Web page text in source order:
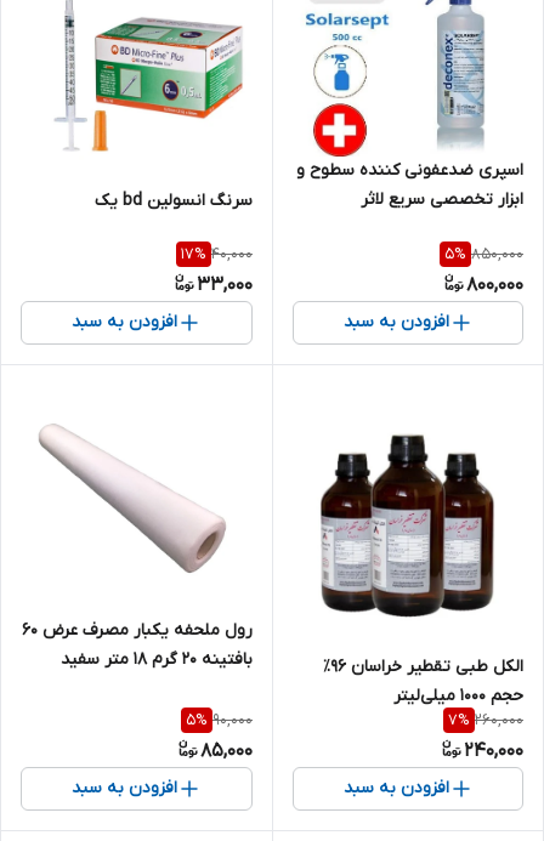
اسپری ضدعفونی کننده سطوح و
ابزار تخصصی سریع لاثر
Solarsept Deconex
850,000
5%
800,000
افزودن به سبد
سرنگ انسولین bd یک
40,000
17%
33,000
افزودن به سبد
الکل طبی تقطیر خراسان ۹۶٪
حجم ۱۰۰۰ میلی‌لیتر
260,000
7%
240,000
افزودن به سبد
رول ملحفه یکبار مصرف عرض 60
بافتینه 20 گرم 18 متر سفید
90,000
5%
85,000
افزودن به سبد